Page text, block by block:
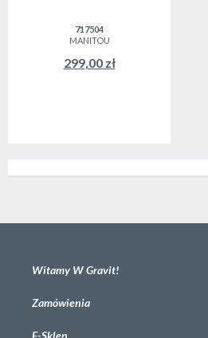
717504
MANITOU
299,00 zł
Witamy W Gravit!
Zamówienia